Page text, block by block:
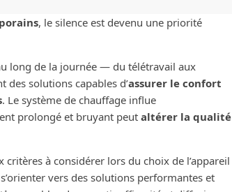
, le silence est devenu une priorité
long de la journée — du télétravail aux
des solutions capables d’assurer le confort
. Le système de chauffage influe
prolongé et bruyant peut altérer la qualité
critères à considérer lors du choix de l’appareil
vers des solutions performantes et